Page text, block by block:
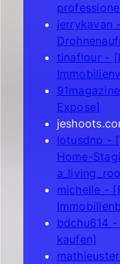
jerrykavan
tinaflour -
Expose]
lotusdnp -
Home-
micheile -
bdchu614
kaufen]